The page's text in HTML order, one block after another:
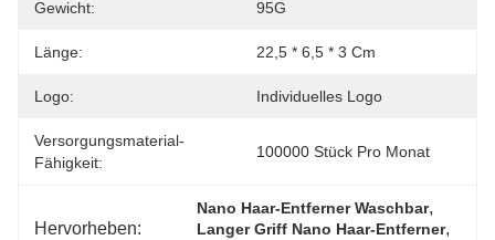
Gewicht: 95G
Länge: 22,5 * 6,5 * 3 Cm
Logo: Individuelles Logo
Versorgungsmaterial-
Fähigkeit:
100000 Stück Pro Monat
Hervorheben:
Nano Haar-Entferner Waschbar,
Langer Griff Nano Haar-Entferner,